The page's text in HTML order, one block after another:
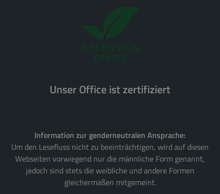
Unser Office ist zertifiziert
Information zur genderneutralen Ansprache:
Um den Lesefluss nicht zu beeinträchtigen, wird auf diesen
Webseiten vorwiegend nur die männliche Form genannt,
jedoch sind stets die weibliche und andere Formen
gleichermaßen mitgemeint.